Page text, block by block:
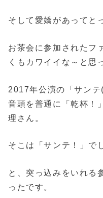
そして愛嬌があってと
お茶会に参加されたフ
くもカワイイな～と思
2017年公演の「サン
音頭を普通に「乾杯！
理さん。
そこは「サンテ！」で
と、突っ込みをいれる
ったです。